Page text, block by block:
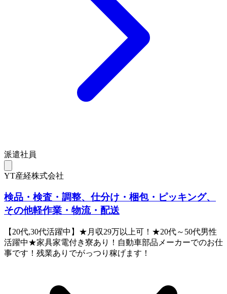
派遣社員
YT産経株式会社
検品・検査・調整、仕分け・梱包・ピッキング、
その他軽作業・物流・配送
【20代,30代活躍中】★月収29万以上可！★20代～50代男性
活躍中★家具家電付き寮あり！自動車部品メーカーでのお仕
事です！残業ありでがっつり稼げます！